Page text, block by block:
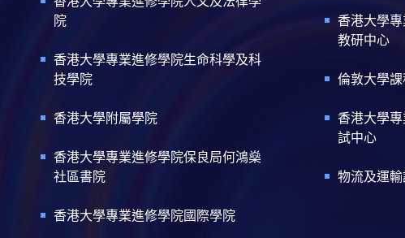
院
香港大學專業進修學院生命科學及科
技學院
香港大學附屬學院
香港大學專業進修學院保良局何鴻燊
社區書院
香港大學專業進修學院國際學院
香港大學
教研中心
倫敦大學課
香港大學專
試中心
物流及運